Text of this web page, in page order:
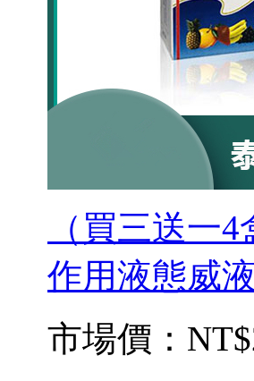
（買三送一
作用液態威
市場價：